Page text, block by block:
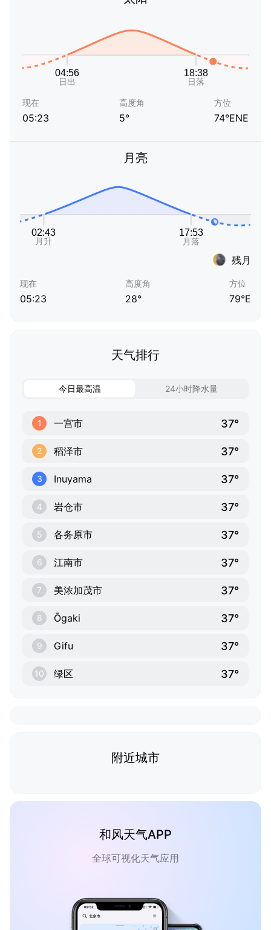
现在
05:23
高度角
5°
方位
74°ENE
月亮
残月
现在
05:23
高度角
28°
方位
79°E
天气排行
今日最高温 24小时降水量
1 一宫市 37°
2 稻泽市 37°
3 Inuyama 37°
4 岩仓市 37°
5 各务原市 37°
6 江南市 37°
7 美浓加茂市 37°
8 Ōgaki 37°
9 Gifu 37°
10 绿区 37°
附近城市
和风天气APP
全球可视化天气应用